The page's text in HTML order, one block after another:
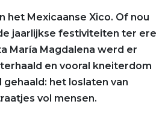
het Mexicaanse Xico. Of nou
jaarlijkse festiviteiten ter ere
María Magdalena werd er
en vooral kneiterdom
gehaald: het loslaten van
vol mensen.